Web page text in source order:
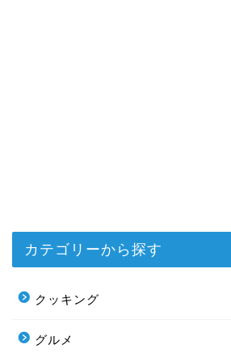
カテゴリーから探す
クッキング
グルメ